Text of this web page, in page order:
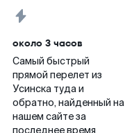
около 3 часов
Самый быстрый
прямой перелет из
Усинска туда и
обратно, найденный на
нашем сайте за
последнее время